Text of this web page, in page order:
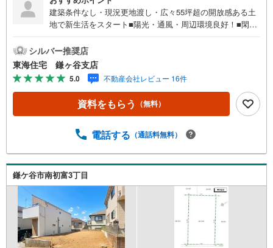
建築条件なし・現況更地渡し・広々55坪超の開放感ある土
地で新生活をスタート■陽光・通風・周辺環境良好！■閑静
4m2以上■緑豊か■住宅ご購入に関する様々なご質問などお
気軽にお問合せください！頭金0円からの住宅購入をサポー
ト！●自己資金が少ない方・自営業や勤続年数が少なく不安
のある方、お借入れのある方等住宅ローン相談実施中！○○
現地見学・ご来店（事前にご予約ください）○○営業時間/9:
30～18:30営業時間中はお電話のお問い合わせがスムーズで
学（60分～）■物件探しのご相談（30分～）■資金計画のご
（60分～）■その他のご相談（30分～）●ご案内はお客様の
お時間のご都合に合わせて約30分位から可能です。明るい
時間に内見をして詳しいお話は改めて夕方になど臨機応変
ご対応させて頂きます。
シルバー推奨店
東海住宅 鎌ヶ谷支店
5.0 不動産会社レビュー 16件
資料をもらう （無料）
電話する （通話料無料）
鎌ケ谷市南初富3丁目